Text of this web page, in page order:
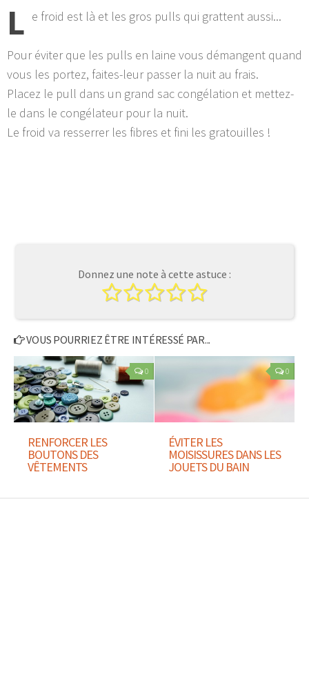
L e froid est là et les gros pulls qui grattent aussi...
Pour éviter que les pulls en laine vous démangent quand
vous les portez, faites-leur passer la nuit au frais.
Placez le pull dans un grand sac congélation et mettez-
le dans le congélateur pour la nuit.
Le froid va resserrer les fibres et fini les gratouilles !
Donnez une note à cette astuce :
VOUS POURRIEZ ÊTRE INTÉRESSÉ PAR...
0
RENFORCER LES
BOUTONS DES
VÊTEMENTS
0
ÉVITER LES
MOISISSURES DANS LES
JOUETS DU BAIN